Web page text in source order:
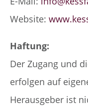
Website:
Haftung:
Der Zugang und
erfolgen auf
Herausgeber ist